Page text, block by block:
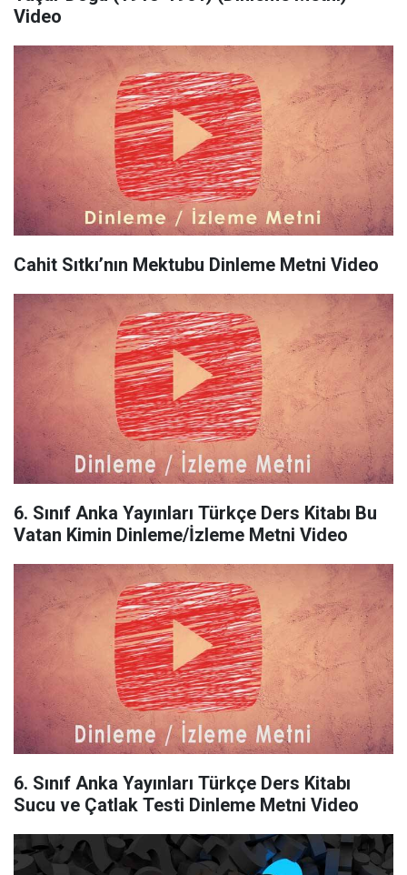
Video
Cahit Sıtkı’nın Mektubu Dinleme Metni Video
6. Sınıf Anka Yayınları Türkçe Ders Kitabı Bu
Vatan Kimin Dinleme/İzleme Metni Video
6. Sınıf Anka Yayınları Türkçe Ders Kitabı
Sucu ve Çatlak Testi Dinleme Metni Video